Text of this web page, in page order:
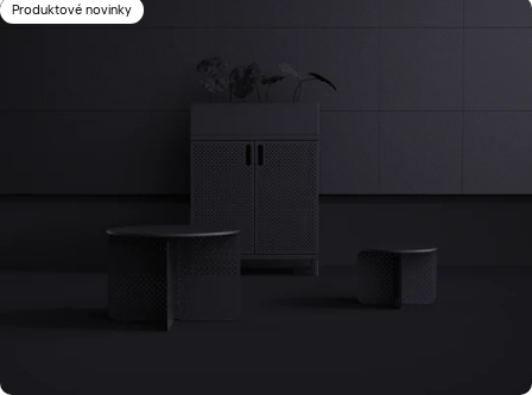
Produktové novinky